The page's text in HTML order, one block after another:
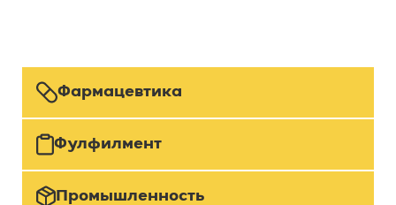
Фармацевтика
Фулфилмент
Промышленность